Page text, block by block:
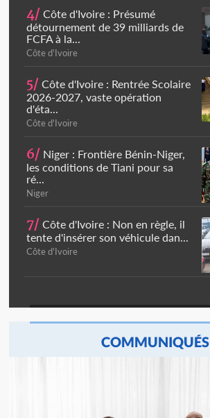
4/ Côte d'Ivoire : Présumé
détournement de 39 milliards de
FCFA à la...
Côte d'Ivoire
5/ Côte d'Ivoire : Rentrée Scolaire
2026-2027, vaste opération
d'éta...
Côte d'Ivoire
6/ Niger : Frontière Bénin-Niger,
les conditions de Tiani pour sa
ré...
Niger
7/ Côte d'Ivoire : Non en règle, il
tente d'insérer son véhicule dan...
Côte d'Ivoire
COMMUNIQUÉS